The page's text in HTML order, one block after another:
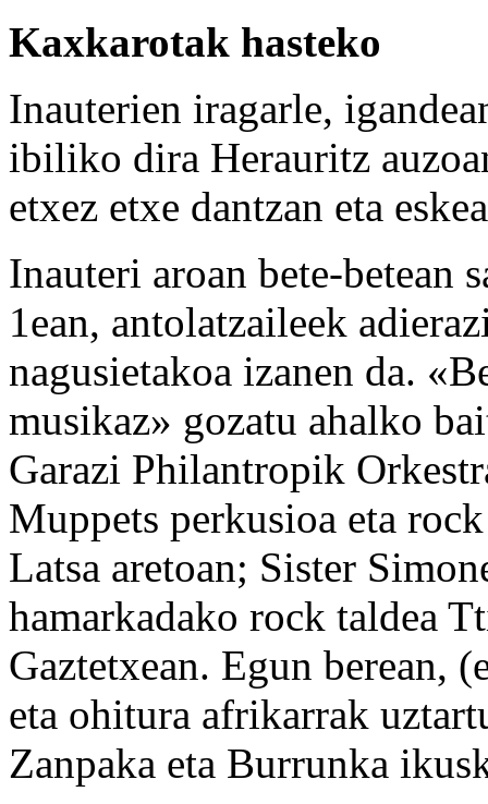
Kaxkarotak hasteko
Inauterien iragarle,
ibiliko dira Herauritz
etxez etxe dantzan eta
Inauteri aroan bete-betean
1ean, antolatzaileek
nagusietakoa izanen da.
musikaz» gozatu ahalko
Garazi Philantropik
Muppets perkusioa eta
Latsa aretoan; Sister
hamarkadako rock taldea
Gaztetxean. Egun berean,
eta ohitura afrikarrak
Zanpaka eta Burrunka